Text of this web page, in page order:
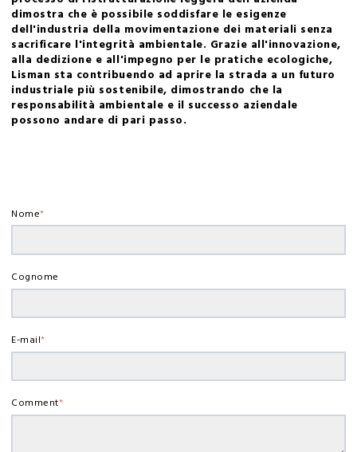
dimostra che è possibile soddisfare le esigenze
dell'industria della movimentazione dei materiali senza
sacrificare l'integrità ambientale. Grazie all'innovazione,
alla dedizione e all'impegno per le pratiche ecologiche,
Lisman sta contribuendo ad aprire la strada a un futuro
industriale più sostenibile, dimostrando che la
responsabilità ambientale e il successo aziendale
possono andare di pari passo.
Nome*
Cognome
E-mail*
Comment*